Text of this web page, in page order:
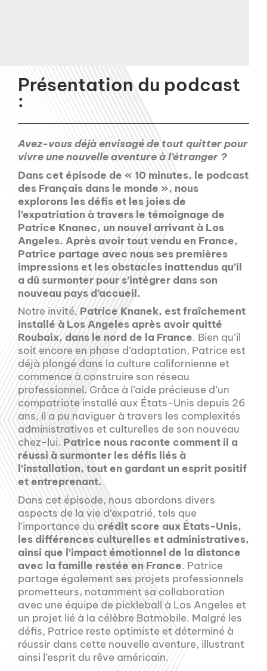
Présentation du podcast
:
Avez-vous déjà envisagé de tout quitter pour
vivre une nouvelle aventure à l’étranger ?
Dans cet épisode de « 10 minutes, le podcast
des Français dans le monde », nous
explorons les défis et les joies de
l’expatriation à travers le témoignage de
Patrice Knanec, un nouvel arrivant à Los
Angeles. Après avoir tout vendu en France,
Patrice partage avec nous ses premières
impressions et les obstacles inattendus qu’il
a dû surmonter pour s’intégrer dans son
nouveau pays d’accueil.
Notre invité, Patrice Knanek, est fraîchement
installé à Los Angeles après avoir quitté
Roubaix, dans le nord de la France. Bien qu’il
soit encore en phase d’adaptation, Patrice est
déjà plongé dans la culture californienne et
commence à construire son réseau
professionnel. Grâce à l’aide précieuse d’un
compatriote installé aux États-Unis depuis 26
ans, il a pu naviguer à travers les complexités
administratives et culturelles de son nouveau
chez-lui. Patrice nous raconte comment il a
réussi à surmonter les défis liés à
l’installation, tout en gardant un esprit positif
et entreprenant.
Dans cet épisode, nous abordons divers
aspects de la vie d’expatrié, tels que
l’importance du crédit score aux États-Unis,
les différences culturelles et administratives,
ainsi que l’impact émotionnel de la distance
avec la famille restée en France. Patrice
partage également ses projets professionnels
prometteurs, notamment sa collaboration
avec une équipe de pickleball à Los Angeles et
un projet lié à la célèbre Batmobile. Malgré les
défis, Patrice reste optimiste et déterminé à
réussir dans cette nouvelle aventure, illustrant
ainsi l’esprit du rêve américain.